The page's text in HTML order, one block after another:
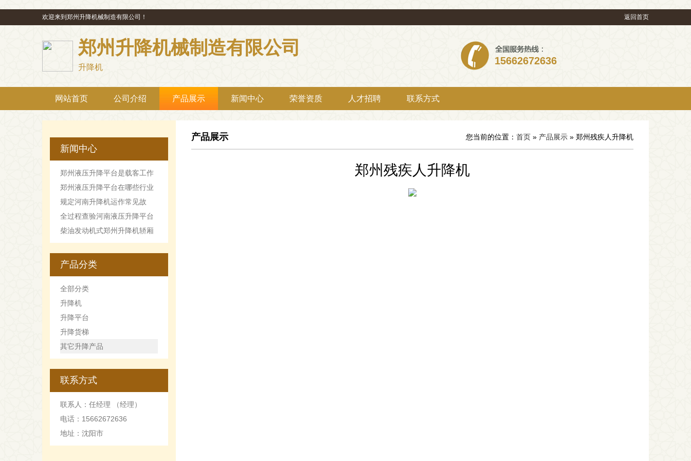
返回首页
欢迎来到郑州升降机械制造有限公司！
郑州升降机械制造有限公司
升降机
15662672636
网站首页 公司介绍 产品展示 新闻中心 荣誉资质 人才招聘 联系方式
新闻中心
郑州液压升降平台是载客工作
机械设备
郑州液压升降平台在哪些行业
最受欢迎
规定河南升降机运作常见故
障。
全过程查验河南液压升降平台
柴油发动机式郑州升降机轿厢
的优点和缺点
产品分类
全部分类
升降机
升降平台
升降货梯
其它升降产品
联系方式
联系人：任经理 （经理）
电话：15662672636
地址：沈阳市
您当前的位置： 首页 » 产品展示 » 郑州残疾人升降机
产品展示
郑州残疾人升降机